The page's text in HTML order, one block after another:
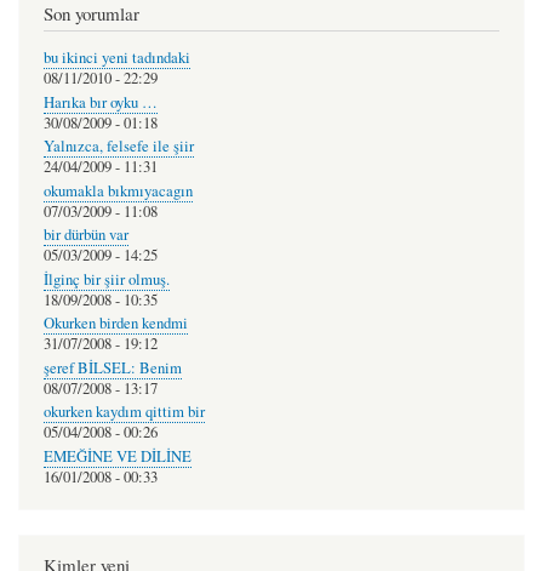
Son yorumlar
bu ikinci yeni tadındaki
08/11/2010 - 22:29
Harıka bır oyku …
30/08/2009 - 01:18
Yalnızca, felsefe ile şiir
24/04/2009 - 11:31
okumakla bıkmıyacagın
07/03/2009 - 11:08
bir dürbün var
05/03/2009 - 14:25
İlginç bir şiir olmuş.
18/09/2008 - 10:35
Okurken birden kendmi
31/07/2008 - 19:12
şeref BİLSEL: Benim
08/07/2008 - 13:17
okurken kaydım qittim bir
05/04/2008 - 00:26
EMEĞİNE VE DİLİNE
16/01/2008 - 00:33
Kimler yeni